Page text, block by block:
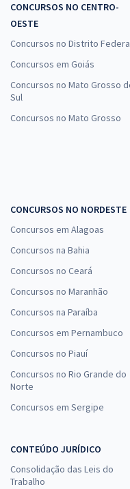
CONCURSOS NO CENTRO-
OESTE
Concursos no Distrito
Concursos em Goiás
Concursos no Mato Grosso
Sul
Concursos no Mato Grosso
CONCURSOS NO NORDESTE
Concursos em Alagoas
Concursos na Bahia
Concursos no Ceará
Concursos no Maranhão
Concursos na Paraíba
Concursos em Pernambuco
Concursos no Piauí
Concursos no Rio Grande do
Norte
Concursos em Sergipe
CONTEÚDO JURÍDICO
Consolidação das Leis do
Trabalho